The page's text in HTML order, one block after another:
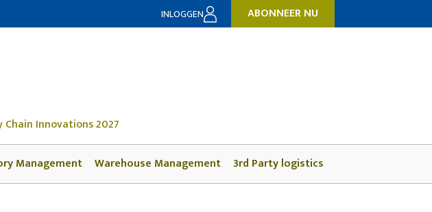
INLOGGEN ABONNEER NU
Chain Innovations 2027
Management Warehouse Management 3rd Party logistics